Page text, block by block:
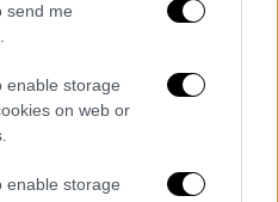
send me
enable storage
on web or
enable storage
ήθελε να
σωματική βλάβη,
περισσότερο που
νιώθει αδικημένος
υπογράμμισε ότι